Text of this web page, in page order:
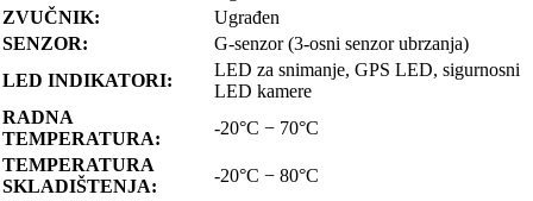
ZVUČNIK:
Ugrađen
SENZOR:
G-senzor (3-osni senzor ubrzanja)
LED INDIKATORI:
LED za snimanje, GPS LED, sigurnosni
LED kamere
RADNA
TEMPERATURA:
-20°C − 70°C
TEMPERATURA
SKLADIŠTENJA:
-20°C − 80°C